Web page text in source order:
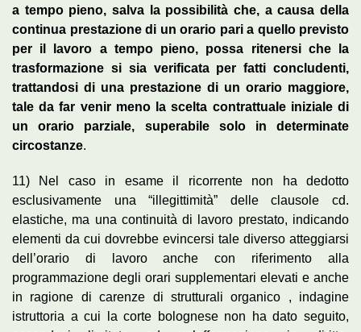
a tempo pieno, salva la possibilità che, a causa della
continua prestazione di un orario pari a quello previsto
per il lavoro a tempo pieno, possa ritenersi che la
trasformazione si sia verificata per fatti concludenti,
trattandosi di una prestazione di un orario maggiore,
tale da far venir meno la scelta contrattuale iniziale di
un orario parziale, superabile solo in determinate
circostanze.
11) Nel caso in esame il ricorrente non ha dedotto
esclusivamente una “illegittimità” delle clausole cd.
elastiche, ma una continuità di lavoro prestato, indicando
elementi da cui dovrebbe evincersi tale diverso atteggiarsi
dell’orario di lavoro anche con riferimento alla
programmazione degli orari supplementari elevati e anche
in ragione di carenze di strutturali organico , indagine
istruttoria a cui la corte bolognese non ha dato seguito,